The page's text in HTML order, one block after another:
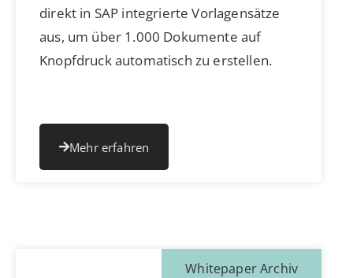
direkt in SAP integrierte Vorlagensätze
aus, um über 1.000 Dokumente auf
Knopfdruck automatisch zu erstellen.
Mehr erfahren
Whitepaper Archiv